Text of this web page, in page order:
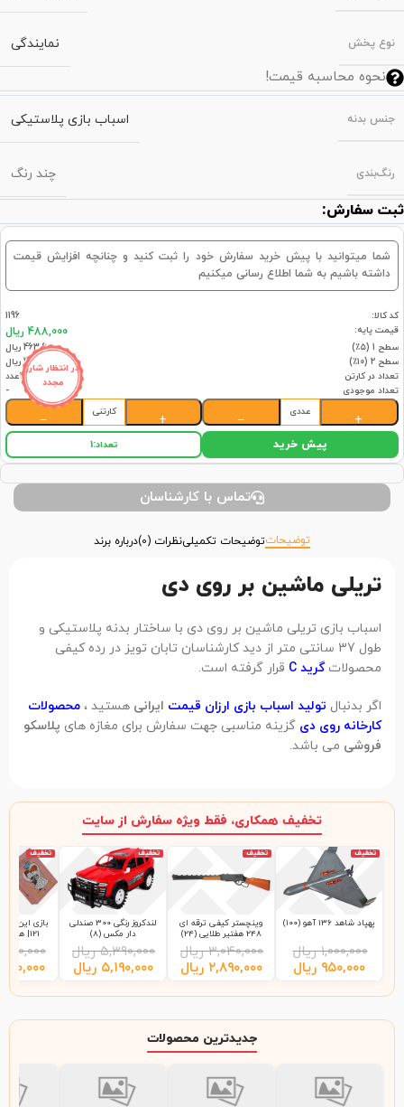
نوع پخش نمایندگی
نحوه محاسبه قیمت!
جنس بدنه اسباب بازی پلاستیکی
رنگ‌بندی چند رنگ
ثبت سفارش:
شما میتوانید با پیش خرید سفارش خود را ثبت کنید و چنانچه افزایش قیمت
داشته باشیم به شما اطلاع رسانی میکنیم
در انتظار شارژ
مجدد
کد کالا:
1196
قیمت پایه:
488,000 ریال
سطح 1 (۵٪)
463,600 ریال
سطح 2 (۱۰٪)
439,200 ریال
تعداد در کارتن
30عدد
تعداد موجودی
-
+
عددی
−
+
کارتنی
−
پیش خرید تعداد:1
تماس با کارشناسان
توضیحاتتوضیحات تکمیلینظرات (0) درباره برند
تریلی ماشین بر روی دی
اسباب بازی تریلی ماشین بر روی دی با ساختار بدنه پلاستیکی و
طول 37 سانتی متر از دید کارشناسان تابان تویز در رده کیفی
محصولاتگرید C قرار گرفته است.
اگر بدنبال تولید اسباب بازی ارزان قیمت ایرانی هستید ، محصولات
کارخانه روی دی گزینه مناسبی جهت سفارش برای مغازه های پلاسکو
فروشی می باشد.
تخفیف همکاری، فقط ویژه سفارش از سایت
تخفیف
پهپاد شاهد 136 آهو (100)
۱,۰۰۰,۰۰۰ ریال
۹۵۰,۰۰۰ ریال
تخفیف
وینچستر کیفی ترقه ای
248 هفتیر طلایی (24)
۳,۰۴۰,۰۰۰ ریال
۲,۸۹۰,۰۰۰ ریال
تخفیف
لندکروز رنگی 300 صندلی
دار مکس (8)
۵,۳۹۰,۰۰۰ ریال
۵,۱۹۰,۰۰۰ ریال
تخفیف
بازی این چی
121| هاردباکس (48)
جدیدترین محصولات